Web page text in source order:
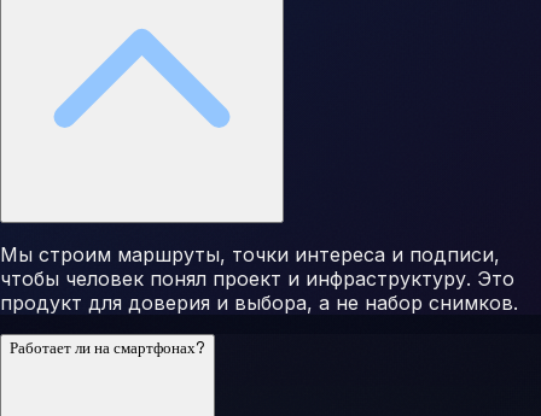
Мы строим маршруты, точки интереса и подписи,
чтобы человек понял проект и инфраструктуру. Это
продукт для доверия и выбора, а не набор снимков.
Работает ли на смартфонах?